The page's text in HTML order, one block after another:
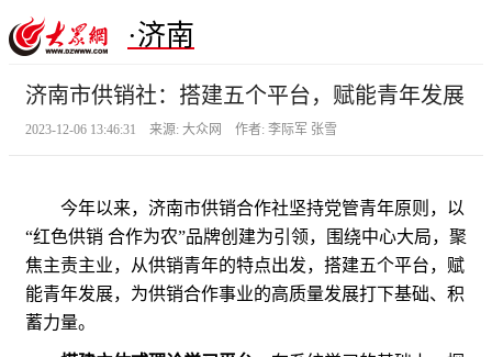
·济南
济南市供销社：搭建五个平台，赋能青年发展
2023-12-06 13:46:31 来源: 大众网 作者: 李际军 张雪
今年以来，济南市供销合作社坚持党管青年原则，以
“红色供销 合作为农”品牌创建为引领，围绕中心大局，聚
焦主责主业，从供销青年的特点出发，搭建五个平台，赋
能青年发展，为供销合作事业的高质量发展打下基础、积
蓄力量。